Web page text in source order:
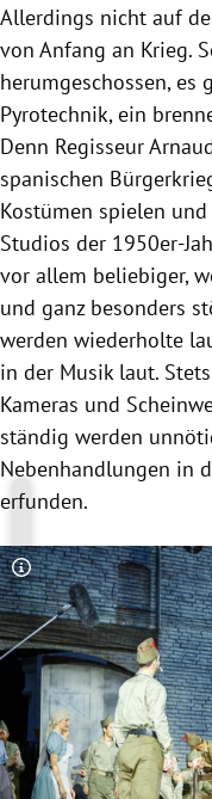
Allerdings nicht auf
von Anfang an Krieg.
herumgeschossen,
Pyrotechnik, ein
Denn Regisseur
spanischen
Kostümen spielen
Studios der 1950er-
vor allem beliebiger,
und ganz besonders
werden wiederholte
in der Musik laut.
Kameras und
ständig werden
Nebenhandlungen in
erfunden.
Copyright-Hinweis